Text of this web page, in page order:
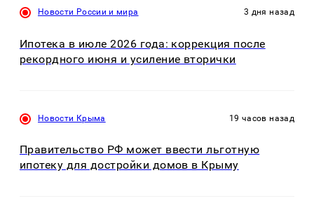
Новости России и мира 3 дня назад
Ипотека в июле 2026 года: коррекция после
рекордного июня и усиление вторички
Новости Крыма 19 часов назад
Правительство РФ может ввести льготную
ипотеку для достройки домов в Крыму